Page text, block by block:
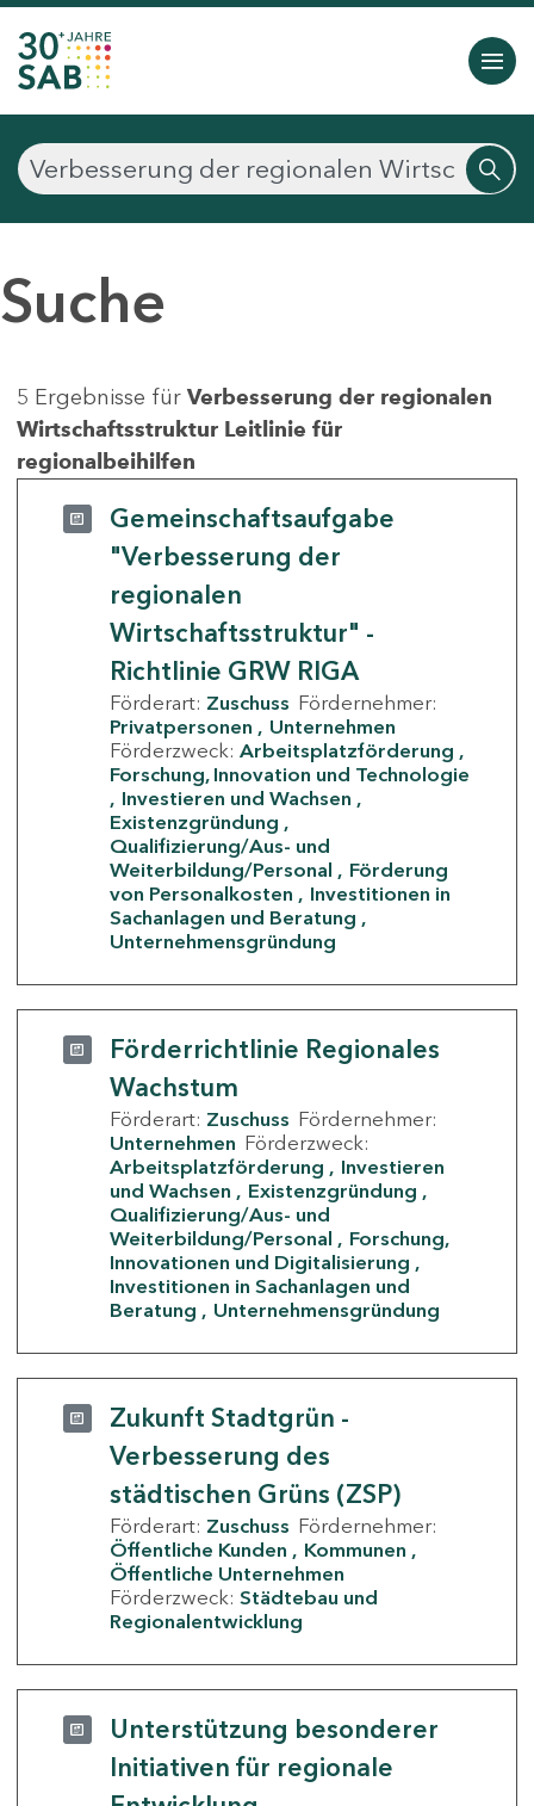
Suche
5 Ergebnisse für Verbesserung der regionalen
Wirtschaftsstruktur Leitlinie für
regionalbeihilfen
Gemeinschaftsaufgabe
"Verbesserung der
regionalen
Wirtschaftsstruktur" -
Richtlinie GRW RIGA
Förderart: Zuschuss Fördernehmer:
Privatpersonen
Unternehmen
Förderzweck: Arbeitsplatzförderung
Forschung, Innovation und Technologie
Investieren und Wachsen
Existenzgründung
Qualifizierung/Aus- und
Weiterbildung/Personal
Förderung
von Personalkosten
Investitionen in
Sachanlagen und Beratung
Unternehmensgründung
Förderrichtlinie Regionales
Wachstum
Förderart: Zuschuss Fördernehmer:
Unternehmen Förderzweck:
Arbeitsplatzförderung
Investieren
und Wachsen
Existenzgründung
Qualifizierung/Aus- und
Weiterbildung/Personal
Forschung,
Innovationen und Digitalisierung
Investitionen in Sachanlagen und
Beratung
Unternehmensgründung
Zukunft Stadtgrün -
Verbesserung des
städtischen Grüns (ZSP)
Förderart: Zuschuss Fördernehmer:
Öffentliche Kunden
Kommunen
Öffentliche Unternehmen
Förderzweck: Städtebau und
Regionalentwicklung
Unterstützung besonderer
Initiativen für regionale